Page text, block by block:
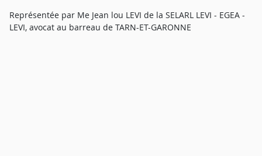
Représentée par Me Jean lou LEVI de la SELARL LEVI - EGEA -
LEVI, avocat au barreau de TARN-ET-GARONNE